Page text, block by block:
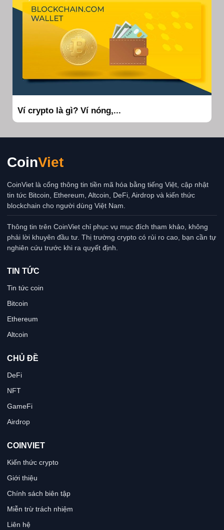
Ví crypto là gì? Ví nóng,...
CoinViet
CoinViet là cổng thông tin tiền mã hóa bằng tiếng Việt, cập nhật
tin tức Bitcoin, Ethereum, Altcoin, DeFi, Airdrop và kiến thức
blockchain cho người dùng Việt Nam.
Thông tin trên CoinViet chỉ phục vụ mục đích tham khảo, không
phải lời khuyên đầu tư. Thị trường crypto có rủi ro cao, bạn cần tự
nghiên cứu trước khi ra quyết định.
TIN TỨC
Tin tức coin
Bitcoin
Ethereum
Altcoin
CHỦ ĐỀ
DeFi
NFT
GameFi
Airdrop
COINVIET
Kiến thức crypto
Giới thiệu
Chính sách biên tập
Miễn trừ trách nhiệm
Liên hệ